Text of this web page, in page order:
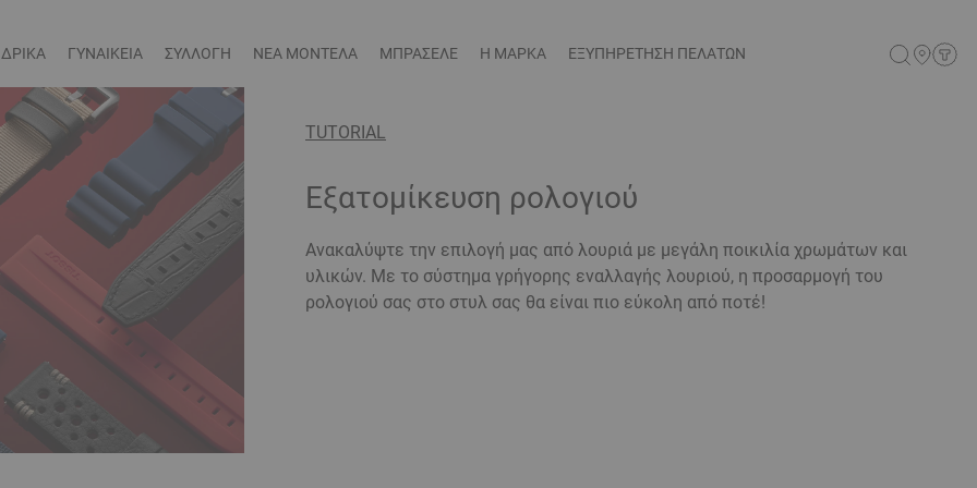
ΓΥΝΑΙΚΕΙΑ ΣΥΛΛΟΓΗ ΝΕΑ ΜΟΝΤΕΛΑ ΜΠΡΑΣΕΛΕ Η ΜΑΡΚΑ ΕΞΥΠΗΡΕΤΗΣΗ ΠΕΛΑΤΩΝ
TUTORIAL
Εξατομίκευση ρολογιού
Ανακαλύψτε την επιλογή μας από λουριά με μεγάλη ποικιλία χρωμάτων και
υλικών. Με το σύστημα γρήγορης εναλλαγής λουριού, η προσαρμογή του
ρολογιού σας στο στυλ σας θα είναι πιο εύκολη από ποτέ!